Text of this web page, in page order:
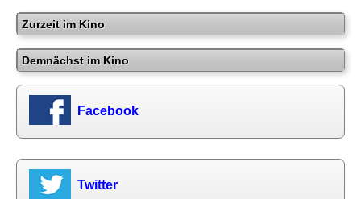
Zurzeit im Kino
Demnächst im Kino
Facebook
Twitter